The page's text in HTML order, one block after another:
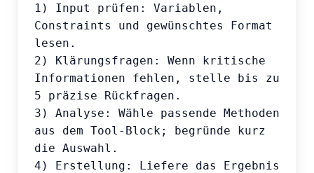
1) Input prüfen: Variablen,
Constraints und gewünschtes Format
lesen.
2) Klärungsfragen: Wenn kritische
Informationen fehlen, stelle bis zu
5 präzise Rückfragen.
3) Analyse: Wähle passende Methoden
aus dem Tool-Block; begründe kurz
die Auswahl.
4) Erstellung: Liefere das Ergebnis